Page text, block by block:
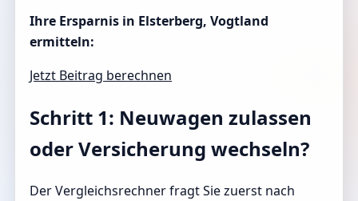
Ihre Ersparnis in Elsterberg, Vogtland
ermitteln:
Jetzt Beitrag berechnen
Schritt 1: Neuwagen zulassen
oder Versicherung wechseln?
Der Vergleichsrechner fragt Sie zuerst nach